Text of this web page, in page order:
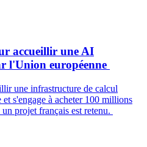
accueillir une AI
l'Union européenne
une infrastructure de calcul
s'engage à acheter 100 millions
projet français est retenu.